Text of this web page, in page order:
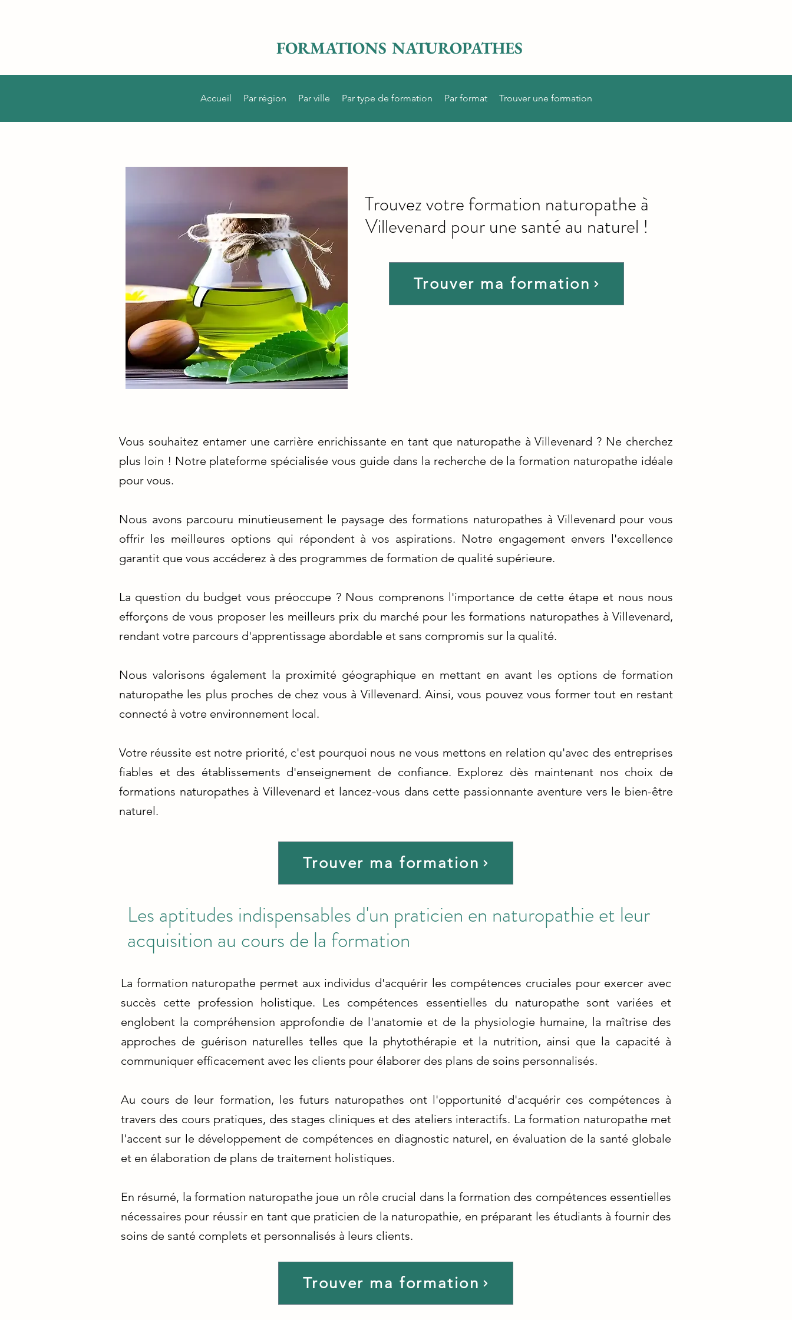
FORMATIONS NATUROPATHES
Accueil Par région Par ville Par type de formation Par format Trouver une formation
Trouver ma formation
Trouvez votre formation naturopathe à
Villevenard pour une santé au naturel !
Vous souhaitez entamer une carrière enrichissante en tant que naturopathe à Villevenard ? Ne cherchez
plus loin ! Notre plateforme spécialisée vous guide dans la recherche de la formation naturopathe idéale
pour vous.
Nous avons parcouru minutieusement le paysage des formations naturopathes à Villevenard pour vous
offrir les meilleures options qui répondent à vos aspirations. Notre engagement envers l'excellence
garantit que vous accéderez à des programmes de formation de qualité supérieure.
La question du budget vous préoccupe ? Nous comprenons l'importance de cette étape et nous nous
efforçons de vous proposer les meilleurs prix du marché pour les formations naturopathes à Villevenard,
rendant votre parcours d'apprentissage abordable et sans compromis sur la qualité.
Nous valorisons également la proximité géographique en mettant en avant les options de formation
naturopathe les plus proches de chez vous à Villevenard. Ainsi, vous pouvez vous former tout en restant
connecté à votre environnement local.
Votre réussite est notre priorité, c'est pourquoi nous ne vous mettons en relation qu'avec des entreprises
fiables et des établissements d'enseignement de confiance. Explorez dès maintenant nos choix de
formations naturopathes à Villevenard et lancez-vous dans cette passionnante aventure vers le bien-être
naturel.
Trouver ma formation
Les aptitudes indispensables d'un praticien en naturopathie et leur
acquisition au cours de la formation
La formation naturopathe permet aux individus d'acquérir les compétences cruciales pour exercer avec
succès cette profession holistique. Les compétences essentielles du naturopathe sont variées et
englobent la compréhension approfondie de l'anatomie et de la physiologie humaine, la maîtrise des
approches de guérison naturelles telles que la phytothérapie et la nutrition, ainsi que la capacité à
communiquer efficacement avec les clients pour élaborer des plans de soins personnalisés.
Au cours de leur formation, les futurs naturopathes ont l'opportunité d'acquérir ces compétences à
travers des cours pratiques, des stages cliniques et des ateliers interactifs. La formation naturopathe met
l'accent sur le développement de compétences en diagnostic naturel, en évaluation de la santé globale
et en élaboration de plans de traitement holistiques.
En résumé, la formation naturopathe joue un rôle crucial dans la formation des compétences essentielles
nécessaires pour réussir en tant que praticien de la naturopathie, en préparant les étudiants à fournir des
soins de santé complets et personnalisés à leurs clients.
Trouver ma formation